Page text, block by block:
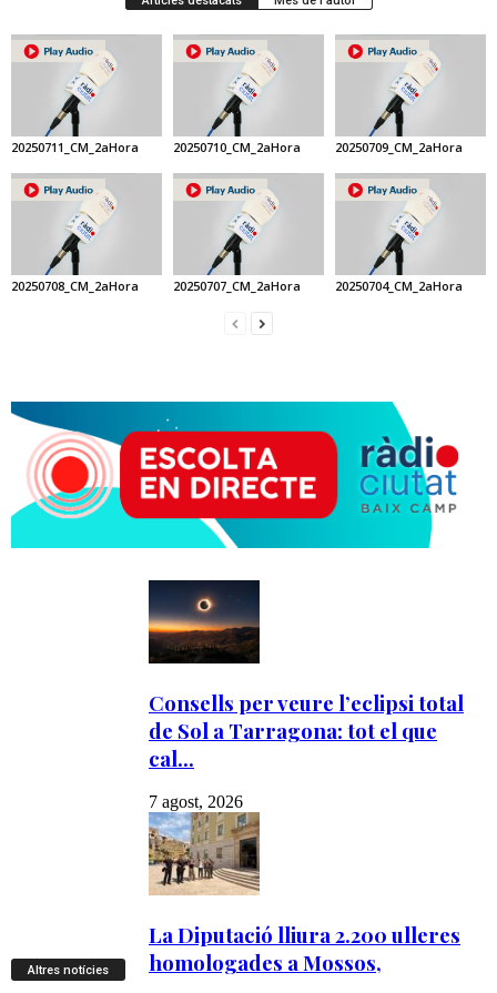
20250711_CM_2aHora 20250710_CM_2aHora 20250709_CM_2aHora
20250708_CM_2aHora 20250707_CM_2aHora 20250704_CM_2aHora
Altres notícies